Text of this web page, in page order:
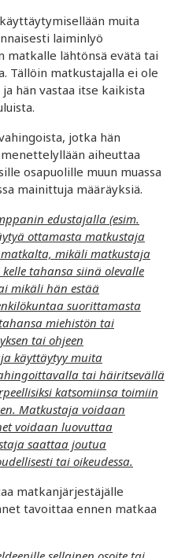
muita
laiminlyö
matkalle lähtönsä evätä tai
Tällöin matkustajalla ei ole
hän vastaa itse kaikista
jotka hän
aiheuttaa
osapuolille muun muassa
mainittuja määräyksiä.
edustajalla (esim.
ottamasta matkustaja
mikäli matkustaja
tahansa siinä olevalle
mikäli hän estää
suorittamasta
miehistön tai
tai ohjeen
käyttäytyy muita
tai häiritsevällä
katsomiinsa toimiin
Matkustaja voidaan
voidaan luovuttaa
saattaa joutua
tai oikeudessa.
matkanjärjestäjälle
tavoittaa ennen matkaa